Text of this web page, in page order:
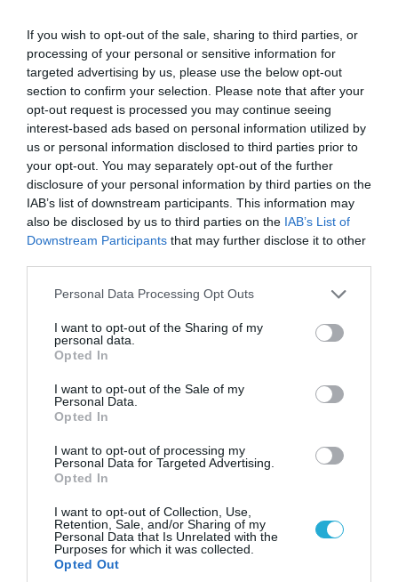
If you wish to opt-out of the sale, sharing to third parties, or
processing of your personal or sensitive information for
targeted advertising by us, please use the below opt-out
section to confirm your selection. Please note that after your
opt-out request is processed you may continue seeing
interest-based ads based on personal information utilized by
us or personal information disclosed to third parties prior to
your opt-out. You may separately opt-out of the further
disclosure of your personal information by third parties on the
IAB’s list of downstream participants. This information may
also be disclosed by us to third parties on the IAB’s List of
Downstream Participants that may further disclose it to other
Please note that this website/app uses one or more Google
not limited to your visit or usage behaviour. You may click to
grant or deny consent to Google and its third-party tags to
use your data for below specified purposes in below Google
consent section.
Personal Data Processing Opt Outs
I want to opt-out of the Sharing of my
personal data.
Opted In
I want to opt-out of the Sale of my
Personal Data.
Opted In
I want to opt-out of processing my
Personal Data for Targeted Advertising.
Opted In
I want to opt-out of Collection, Use,
Retention, Sale, and/or Sharing of my
Personal Data that Is Unrelated with the
Purposes for which it was collected.
Opted Out
05.08.2026 | 22:02
Αδειάζουν το Κραματόρσκ οι Ουκρανοί:
Έκτακτη εκκένωση στην πόλη μετά την
αιφνιδιαστική προώθηση των Ρώσων (βίντεο)
Ουκρανία: Αποκαλύφθηκε ο αριθμός των
ξένων εθελοντών που πολεμούν για το Κίεβο